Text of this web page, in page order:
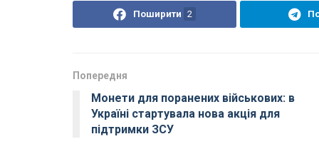
Поширити 2
Попередня
Монети для поранених військових: в
Україні стартувала нова акція для
підтримки ЗСУ